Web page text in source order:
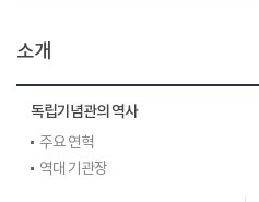
소개
독립기념관의 역사
주요 연혁
역대 기관장